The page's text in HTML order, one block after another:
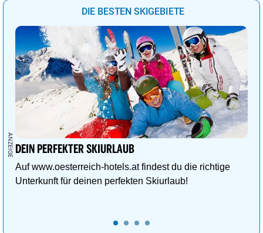
DIE BESTEN SKIGEBIETE
DEIN PERFEKTER SKIURLAUB
Auf www.oesterreich-hotels.at findest du die richtige
Unterkunft für deinen perfekten Skiurlaub!